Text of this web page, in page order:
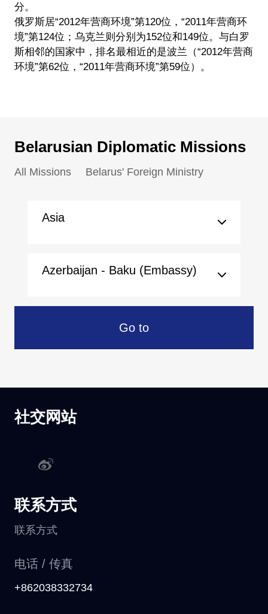
分。
俄罗斯居“2012年营商环境”第120位，“2011年营商环
境”第124位；乌克兰则分别为152位和149位。与白罗
斯相邻的国家中，排名最相近的是波兰（“2012年营商
环境”第62位，“2011年营商环境”第59位）。
Belarusian Diplomatic Missions
All Missions Belarus' Foreign Ministry
Asia
Azerbaijan - Baku (Embassy)
Go to
社交网站
联系方式
联系方式
电话 / 传真
+862038332734